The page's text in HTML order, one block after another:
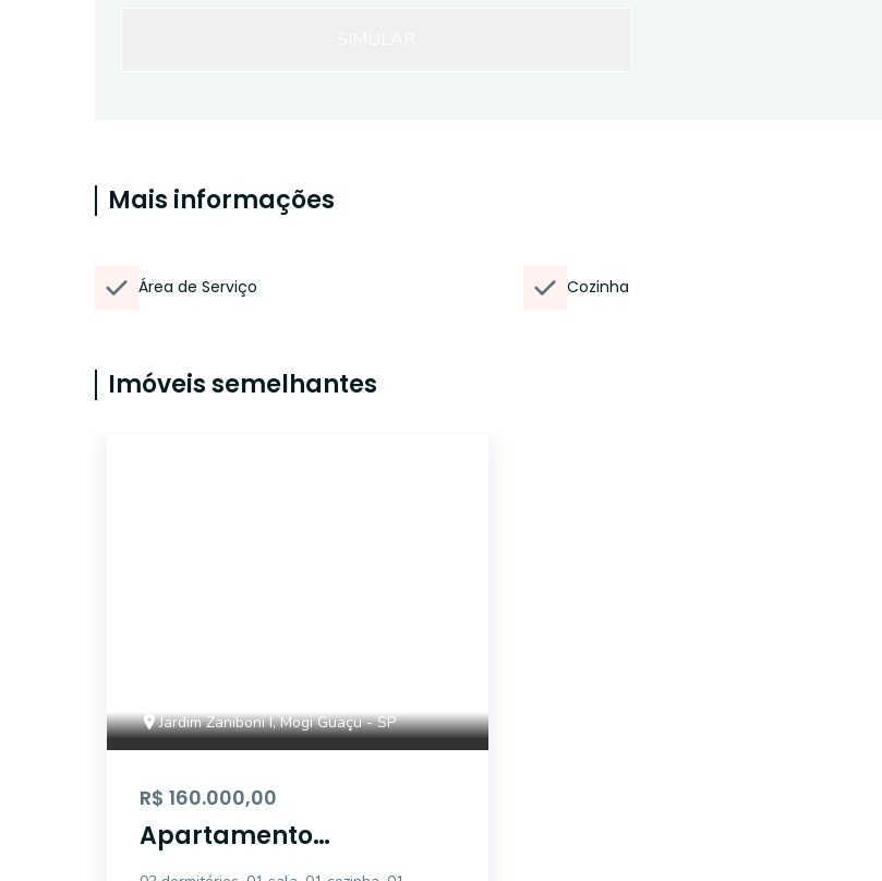
Mais informações
Área de Serviço Cozinha
Imóveis semelhantes
Jardim Zaniboni I, Mogi Guaçu - SP
R$ 160.000,00
Apartamento
residencial à venda,